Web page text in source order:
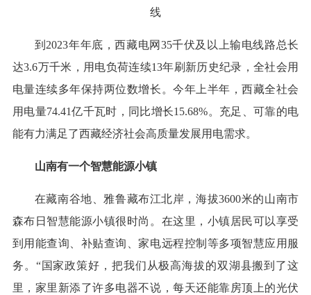
线
到2023年年底，西藏电网35千伏及以上输电线路总长
达3.6万千米，用电负荷连续13年刷新历史纪录，全社会用
电量连续多年保持两位数增长。今年上半年，西藏全社会
用电量74.41亿千瓦时，同比增长15.68%。充足、可靠的电
能有力满足了西藏经济社会高质量发展用电需求。
山南有一个智慧能源小镇
在藏南谷地、雅鲁藏布江北岸，海拔3600米的山南市
森布日智慧能源小镇很时尚。在这里，小镇居民可以享受
到用能查询、补贴查询、家电远程控制等多项智慧应用服
务。“国家政策好，把我们从极高海拔的双湖县搬到了这
里，家里新添了许多电器不说，每天还能靠房顶上的光伏